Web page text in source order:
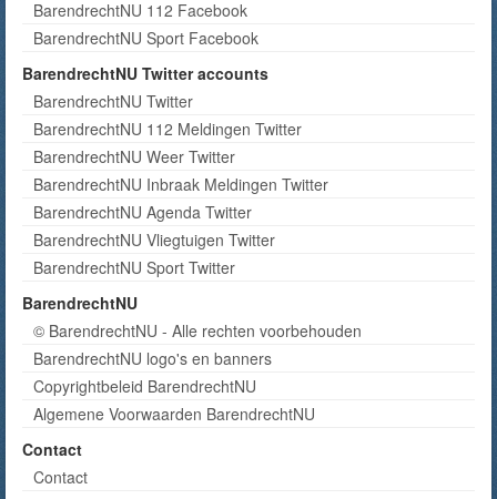
BarendrechtNU 112 Facebook
BarendrechtNU Sport Facebook
BarendrechtNU Twitter accounts
BarendrechtNU Twitter
BarendrechtNU 112 Meldingen Twitter
BarendrechtNU Weer Twitter
BarendrechtNU Inbraak Meldingen Twitter
BarendrechtNU Agenda Twitter
BarendrechtNU Vliegtuigen Twitter
BarendrechtNU Sport Twitter
BarendrechtNU
© BarendrechtNU - Alle rechten voorbehouden
BarendrechtNU logo's en banners
Copyrightbeleid BarendrechtNU
Algemene Voorwaarden BarendrechtNU
Contact
Contact